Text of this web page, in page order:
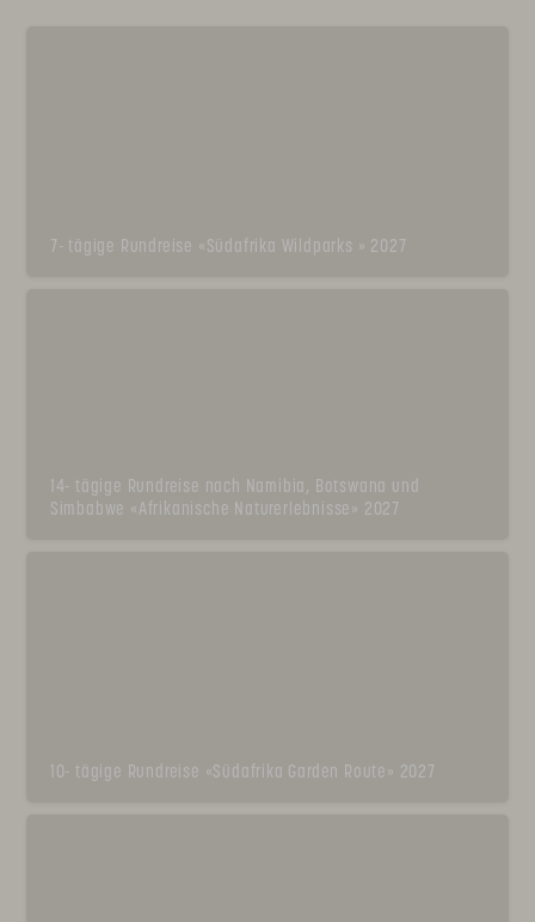
7- tägige Rundreise «Südafrika Wildparks » 2027
14- tägige Rundreise nach Namibia, Botswana und
Simbabwe «Afrikanische Naturerlebnisse» 2027
10- tägige Rundreise «Südafrika Garden Route» 2027